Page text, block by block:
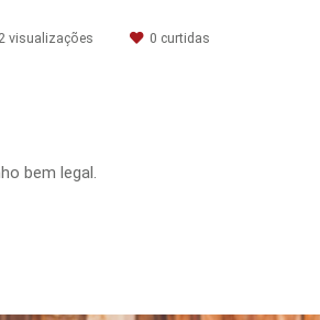
visualizações 0 curtidas
bem legal.